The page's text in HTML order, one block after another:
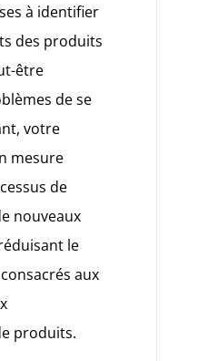
à identifier
des produits
être
de se
votre
mesure
de
nouveaux
le
aux
produits.